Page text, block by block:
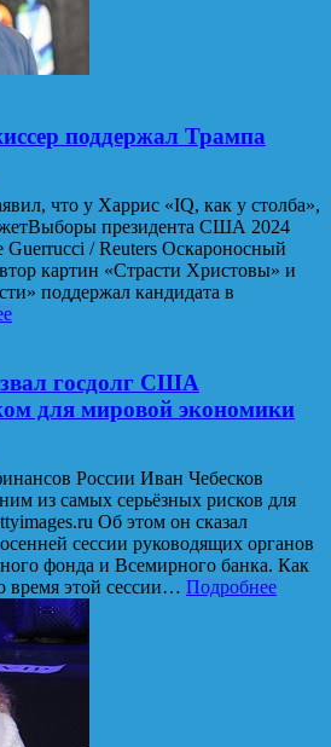
поддержал Трампа
что у Харрис «IQ, как у столба»,
президента США 2024
/ Reuters Оскароносный
картин «Страсти Христовы» и
поддержал кандидата в
госдолг США
для мировой экономики
России Иван Чебесков
из самых серьёзных рисков для
Об этом он сказал
сессии руководящих органов
фонда и Всемирного банка. Как
время этой сессии… Подробнее